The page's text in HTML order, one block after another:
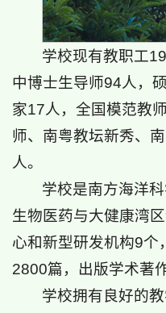
学校现有教职工
中博士生导师94人，
家17人，全国模范教
师、南粤教坛新秀、
人。
学校是南方海洋
生物医药与大健康湾
心和新型研发机构9个
2800篇，出版学术著
学校拥有良好的